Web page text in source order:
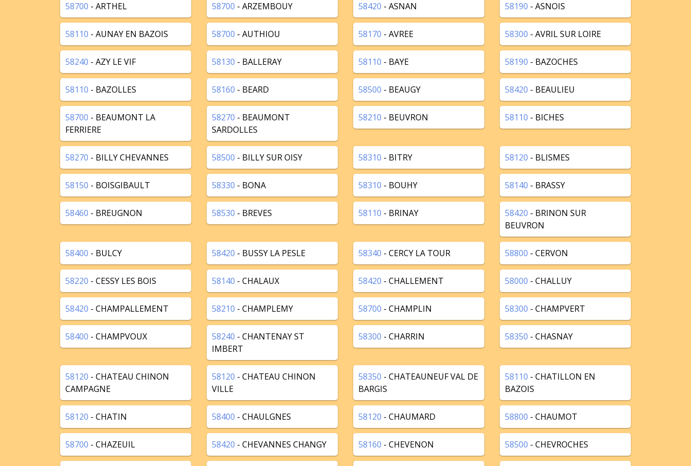
58700 - ARTHEL 58700 - ARZEMBOUY 58420 - ASNAN 58190 - ASNOIS
58110 - AUNAY EN BAZOIS 58700 - AUTHIOU 58170 - AVREE 58300 - AVRIL SUR LOIRE
58240 - AZY LE VIF 58130 - BALLERAY 58110 - BAYE 58190 - BAZOCHES
58110 - BAZOLLES 58160 - BEARD 58500 - BEAUGY 58420 - BEAULIEU
58700 - BEAUMONT LA
FERRIERE
58270 - BEAUMONT
SARDOLLES
58210 - BEUVRON 58110 - BICHES
58270 - BILLY CHEVANNES 58500 - BILLY SUR OISY 58310 - BITRY 58120 - BLISMES
58150 - BOISGIBAULT 58330 - BONA 58310 - BOUHY 58140 - BRASSY
58460 - BREUGNON 58530 - BREVES 58110 - BRINAY 58420 - BRINON SUR
BEUVRON
58400 - BULCY 58420 - BUSSY LA PESLE 58340 - CERCY LA TOUR 58800 - CERVON
58220 - CESSY LES BOIS 58140 - CHALAUX 58420 - CHALLEMENT 58000 - CHALLUY
58420 - CHAMPALLEMENT 58210 - CHAMPLEMY 58700 - CHAMPLIN 58300 - CHAMPVERT
58400 - CHAMPVOUX 58240 - CHANTENAY ST
IMBERT
58300 - CHARRIN 58350 - CHASNAY
58120 - CHATEAU CHINON
CAMPAGNE
58120 - CHATEAU CHINON
VILLE
58350 - CHATEAUNEUF VAL DE
BARGIS
58110 - CHATILLON EN
BAZOIS
58120 - CHATIN 58400 - CHAULGNES 58120 - CHAUMARD 58800 - CHAUMOT
58700 - CHAZEUIL 58420 - CHEVANNES CHANGY 58160 - CHEVENON 58500 - CHEVROCHES